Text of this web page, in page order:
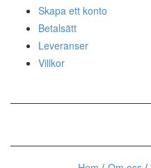
Skapa ett konto
Betalsätt
Leveranser
Villkor